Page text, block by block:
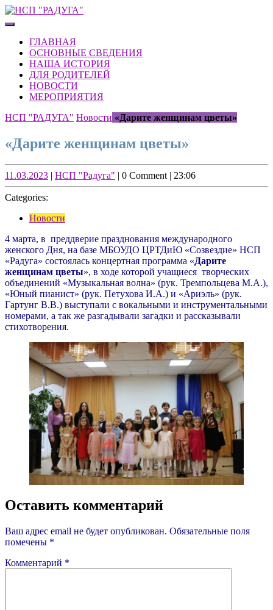
Skip
to
Skip
content
Open
ButtonГЛАВНАЯ
ОСНОВНЫЕ СВЕДЕНИЯ
НАША ИСТОРИЯ
ДЛЯ РОДИТЕЛЕЙ
НОВОСТИ
МЕРОПРИЯТИЯ
CLOSE
НСП "РАДУГА" Новости «Дарите женщинам цветы»
«Дарите женщинам цветы»
11.03.202311.03.2023
| НСП "Радуга" НСП
"Радуга"
| 0 Comment | 23:06
Categories:
Новости
4 марта, в преддверие празднования международного
женского Дня, на базе МБОУДО ЦРТДиЮ «Созвездие» НСП
«Радуга» состоялась концертная программа «Дарите
женщинам цветы», в ходе которой учащиеся творческих
объединений «Музыкальная волна» (рук. Тремпольцева М.А.),
«Юный пианист» (рук. Петухова И.А.) и «Ариэль» (рук.
Гартунг В.В.) выступали с вокальными и инструментальными
номерами, а так же разгадывали загадки и рассказывали
стихотворения.
Оставить комментарий
Ваш адрес email не будет опубликован. Обязательные поля
помечены *
Комментарий *